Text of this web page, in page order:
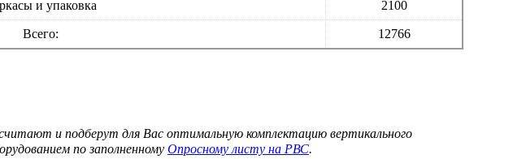
и упаковка 2100
Всего: 12766
и подберут для Вас оптимальную комплектацию вертикального
по заполненному Опросному листу на РВС.